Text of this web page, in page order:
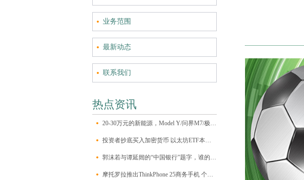
业务范围
最新动态
联系我们
热点资讯
20-30万元的新能源，Model Y/问界M7/极氪001/昊铂HT该怎么选？
投资者抄底买入加密货币 以太坊ETF本周净流入约1.2亿美元
郭沫若与谭延闿的“中国银行”题字，谁的字更能打动人心？
摩托罗拉推出ThinkPhone 25商务手机 个人也可以买到